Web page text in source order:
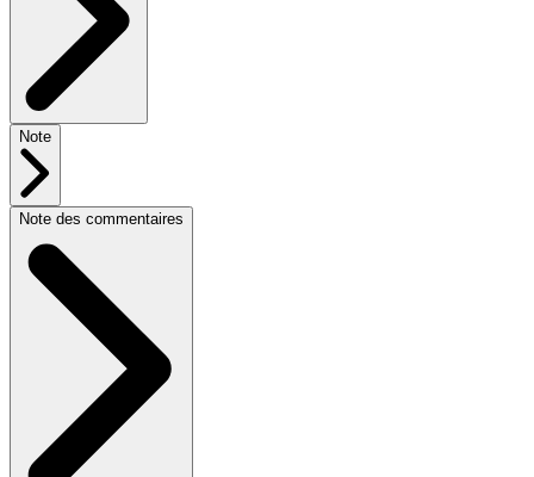
Note
Note des commentaires